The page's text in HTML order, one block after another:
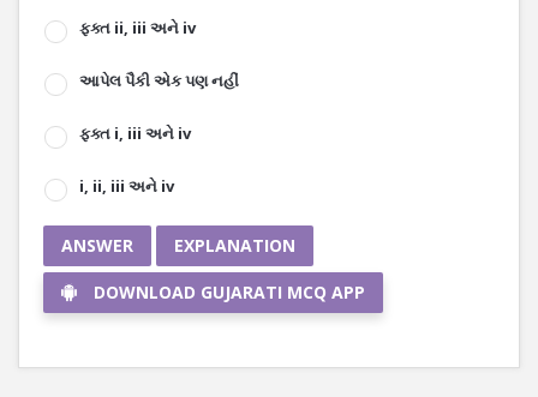
ફક્ત ii, iii અને iv
આપેલ પૈકી એક પણ નહીં
ફક્ત i, iii અને iv
i, ii, iii અને iv
ANSWER EXPLANATION
DOWNLOAD GUJARATI MCQ APP